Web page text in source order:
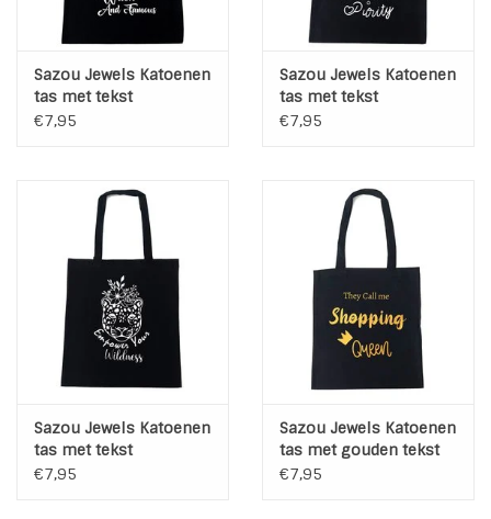
Sazou Jewels Katoenen
tas met tekst
€7,95
Sazou Jewels Katoenen
tas met tekst
€7,95
Sazou Jewels Katoenen
tas met tekst
€7,95
Sazou Jewels Katoenen
tas met gouden tekst
€7,95